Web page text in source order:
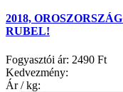
2018,
RUBEL!
Fogyasztói ár: 2490 Ft
Kedvezmény:
Ár / kg: